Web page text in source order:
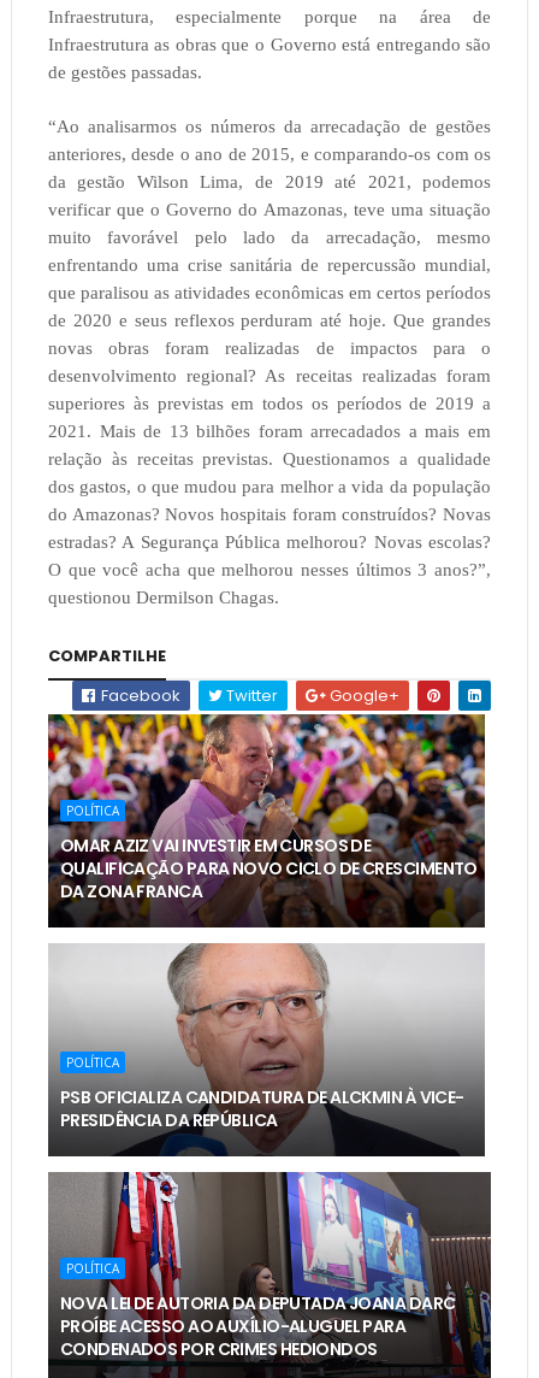
Infraestrutura, especialmente porque na área de
Infraestrutura as obras que o Governo está entregando são
de gestões passadas.
“Ao analisarmos os números da arrecadação de gestões
anteriores, desde o ano de 2015, e comparando-os com os
da gestão Wilson Lima, de 2019 até 2021, podemos
verificar que o Governo do Amazonas, teve uma situação
muito favorável pelo lado da arrecadação, mesmo
enfrentando uma crise sanitária de repercussão mundial,
que paralisou as atividades econômicas em certos períodos
de 2020 e seus reflexos perduram até hoje. Que grandes
novas obras foram realizadas de impactos para o
desenvolvimento regional? As receitas realizadas foram
superiores às previstas em todos os períodos de 2019 a
2021. Mais de 13 bilhões foram arrecadados a mais em
relação às receitas previstas. Questionamos a qualidade
dos gastos, o que mudou para melhor a vida da população
do Amazonas? Novos hospitais foram construídos? Novas
estradas? A Segurança Pública melhorou? Novas escolas?
O que você acha que melhorou nesses últimos 3 anos?”,
questionou Dermilson Chagas.
COMPARTILHE
Facebook
Twitter Google+
POLÍTICA
OMAR AZIZ VAI INVESTIR EM CURSOS DE
QUALIFICAÇÃO PARA NOVO CICLO DE CRESCIMENTO
DA ZONA FRANCA
POLÍTICA
PSB OFICIALIZA CANDIDATURA DE ALCKMIN À VICE-
PRESIDÊNCIA DA REPÚBLICA
POLÍTICA
NOVA LEI DE AUTORIA DA DEPUTADA JOANA DARC
PROÍBE ACESSO AO AUXÍLIO-ALUGUEL PARA
CONDENADOS POR CRIMES HEDIONDOS